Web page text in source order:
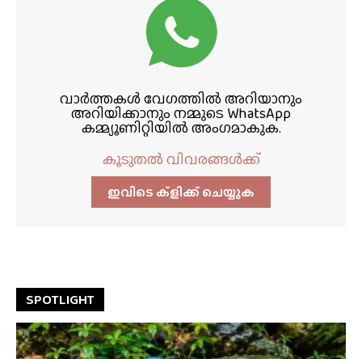
വാർത്തകൾ വേഗത്തിൽ അറിയാനും
അറിയിക്കാനും നമ്മുടെ WhatsApp
കമ്മ്യൂണിറ്റിയിൽ അംഗമാകുക.
കൂടുതൽ വിവരങ്ങൾക്ക്
ഇവിടെ ക്ളിക്ക്‌ ചെയ്യുക
SPOTLIGHT